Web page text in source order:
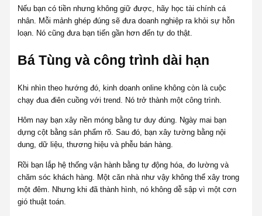
Nếu bạn có tiền nhưng không giữ được, hãy học tài chính cá
nhân. Mỗi mảnh ghép đúng sẽ đưa doanh nghiệp ra khỏi sự hỗn
loạn. Nó cũng đưa bạn tiến gần hơn đến tự do thật.
Bá Tùng và công trình dài hạn
Khi nhìn theo hướng đó, kinh doanh online không còn là cuộc
chạy đua điên cuồng với trend. Nó trở thành một công trình.
Hôm nay bạn xây nền móng bằng tư duy đúng. Ngày mai bạn
dựng cột bằng sản phẩm rõ. Sau đó, bạn xây tường bằng nội
dung, dữ liệu, thương hiệu và phễu bán hàng.
Rồi bạn lắp hệ thống vận hành bằng tự động hóa, đo lường và
chăm sóc khách hàng. Một căn nhà như vậy không thể xây trong
một đêm. Nhưng khi đã thành hình, nó không dễ sập vì một cơn
gió thuật toán.